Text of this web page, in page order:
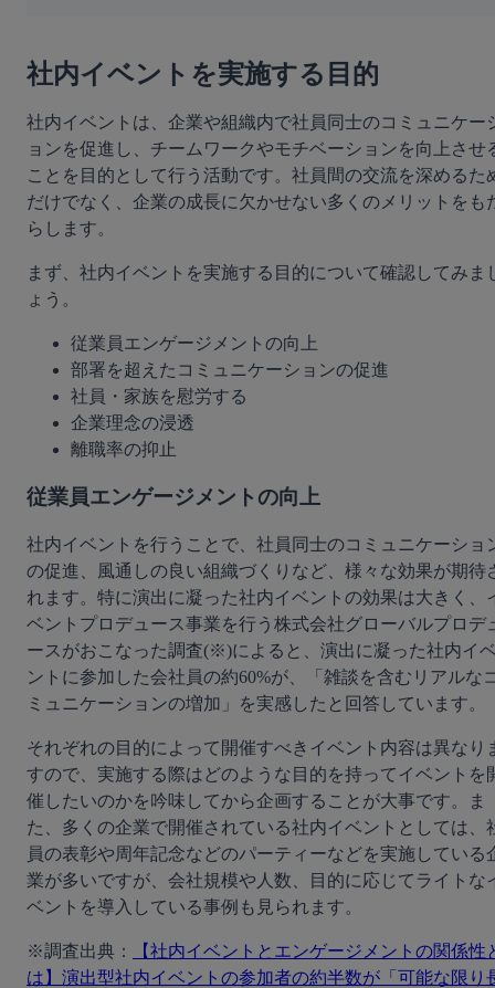
社内イベントを実施する目的
社内イベントは、企業や組織内で社員同士のコミュニケー
ョンを促進し、チームワークやモチベーションを向上させ
ことを目的として行う活動です。社員間の交流を深めるた
だけでなく、企業の成長に欠かせない多くのメリットをも
らします。
まず、社内イベントを実施する目的について確認してみま
ょう。
従業員エンゲージメントの向上
部署を超えたコミュニケーションの促進
社員・家族を慰労する
企業理念の浸透
離職率の抑止
従業員エンゲージメントの向上
社内イベントを行うことで、社員同士のコミュニケーショ
の促進、風通しの良い組織づくりなど、様々な効果が期待
れます。特に演出に凝った社内イベントの効果は大きく、
ベントプロデュース事業を行う株式会社グローバルプロデ
ースがおこなった調査(※)によると、演出に凝った社内イ
ントに参加した会社員の約60%が、「雑談を含むリアルな
ミュニケーションの増加」を実感したと回答しています。
それぞれの目的によって開催すべきイベント内容は異なり
すので、実施する際はどのような目的を持ってイベントを
催したいのかを吟味してから企画することが大事です。ま
た、多くの企業で開催されている社内イベントとしては、
員の表彰や周年記念などのパーティーなどを実施している
業が多いですが、会社規模や人数、目的に応じてライトな
ベントを導入している事例も見られます。
※調査出典：
【社内イベントとエンゲージメントの関係性
は】演出型社内イベントの参加者の約半数が「可能な限り